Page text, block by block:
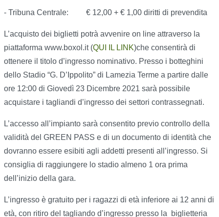
- Tribuna Centrale: € 12,00 + € 1,00 diritti di prevendita
L’acquisto dei biglietti potrà avvenire on line attraverso la
piattaforma www.boxol.it (QUI IL LINK)che consentirà di
ottenere il titolo d’ingresso nominativo. Presso i botteghini
dello Stadio “G. D’Ippolito” di Lamezia Terme a partire dalle
ore 12:00 di Giovedì 23 Dicembre 2021 sarà possibile
acquistare i tagliandi d’ingresso dei settori contrassegnati.
L’accesso all’impianto sarà consentito previo controllo della
validità del GREEN PASS e di un documento di identità che
dovranno essere esibiti agli addetti presenti all’ingresso. Si
consiglia di raggiungere lo stadio almeno 1 ora prima
dell’inizio della gara.
L’ingresso è gratuito per i ragazzi di età inferiore ai 12 anni di
età, con ritiro del tagliando d’ingresso presso la biglietteria